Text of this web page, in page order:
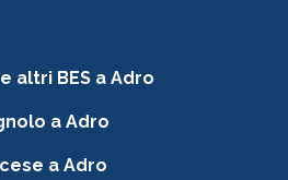
altri BES a Adro
a Adro
a Adro